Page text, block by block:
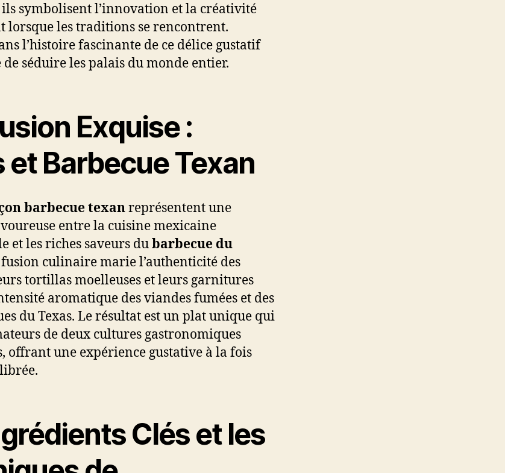
symbolisent l’innovation et la créativité
lorsque les traditions se rencontrent.
l’histoire fascinante de ce délice gustatif
séduire les palais du monde entier.
Exquise :
et Barbecue Texan
barbecue texanreprésentent une
entre la cuisine mexicaine
et les riches saveurs dubarbecue du
fusion culinaire marie l’authenticité des
tortillas moelleuses et leurs garnitures
aromatique des viandes fumées et des
du Texas. Le résultat est un plat unique qui
de deux cultures gastronomiques
offrant une expérience gustative à la fois
Clés et les